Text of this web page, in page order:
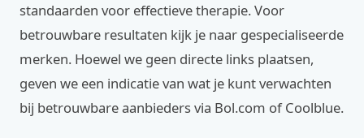
standaarden voor effectieve therapie. Voor
betrouwbare resultaten kijk je naar gespecialiseerde
merken. Hoewel we geen directe links plaatsen,
geven we een indicatie van wat je kunt verwachten
bij betrouwbare aanbieders via Bol.com of Coolblue.